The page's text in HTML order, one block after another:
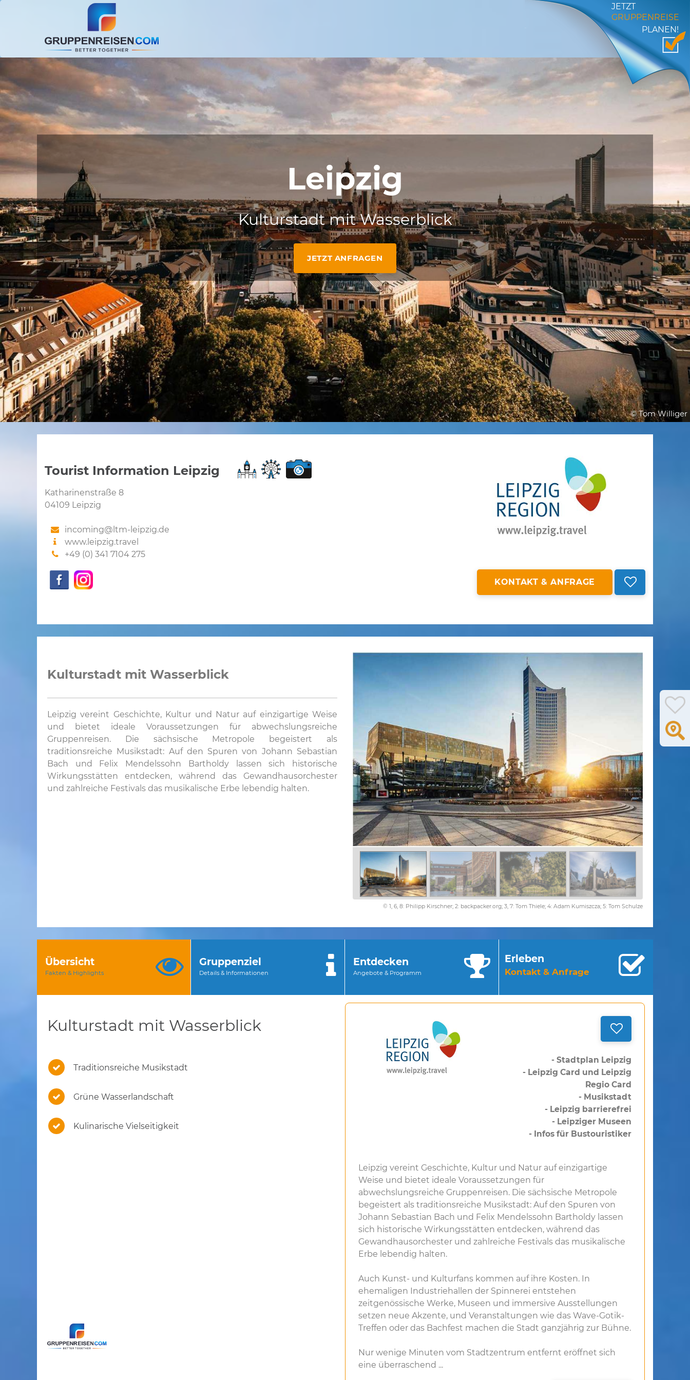
JETZT
GRUPPENREISE
PLANEN!
Leipzig
Kulturstadt mit Wasserblick
JETZT ANFRAGEN
© Tom Williger
Tourist Information Leipzig
Katharinenstraße 8
04109 Leipzig
incoming@ltm-leipzig.de
www.leipzig.travel
+49 (0) 341 7104 275
KONTAKT & ANFRAGE
Kulturstadt mit Wasserblick
Leipzig vereint Geschichte, Kultur und Natur auf einzigartige Weise
und bietet ideale Voraussetzungen für abwechslungsreiche
Gruppenreisen. Die sächsische Metropole begeistert als
traditionsreiche Musikstadt: Auf den Spuren von Johann Sebastian
Bach und Felix Mendelssohn Bartholdy lassen sich historische
Wirkungsstätten entdecken, während das Gewandhausorchester
und zahlreiche Festivals das musikalische Erbe lebendig halten.
© 1, 6, 8: Philipp Kirschner; 2: backpacker.org; 3, 7: Tom Thiele; 4: Adam Kumiszcza; 5: Tom Schulze
Übersicht
Fakten & Highlights
Gruppenziel
Details & Informationen
Entdecken
Angebote & Programm
Erleben
Kontakt & Anfrage
Kulturstadt mit Wasserblick
Traditionsreiche Musikstadt
Grüne Wasserlandschaft
Kulinarische Vielseitigkeit
- Stadtplan Leipzig
- Leipzig Card und Leipzig
Regio Card
- Musikstadt
- Leipzig barrierefrei
- Leipziger Museen
- Infos für Bustouristiker
Leipzig vereint Geschichte, Kultur und Natur auf einzigartige
Weise und bietet ideale Voraussetzungen für
abwechslungsreiche Gruppenreisen. Die sächsische Metropole
begeistert als traditionsreiche Musikstadt: Auf den Spuren von
Johann Sebastian Bach und Felix Mendelssohn Bartholdy lassen
sich historische Wirkungsstätten entdecken, während das
Gewandhausorchester und zahlreiche Festivals das musikalische
Erbe lebendig halten.
Auch Kunst- und Kulturfans kommen auf ihre Kosten. In
ehemaligen Industriehallen der Spinnerei entstehen
zeitgenössische Werke, Museen und immersive Ausstellungen
setzen neue Akzente, und Veranstaltungen wie das Wave-Gotik-
Treffen oder das Bachfest machen die Stadt ganzjährig zur Bühne.
Nur wenige Minuten vom Stadtzentrum entfernt eröffnet sich
eine überraschend ...